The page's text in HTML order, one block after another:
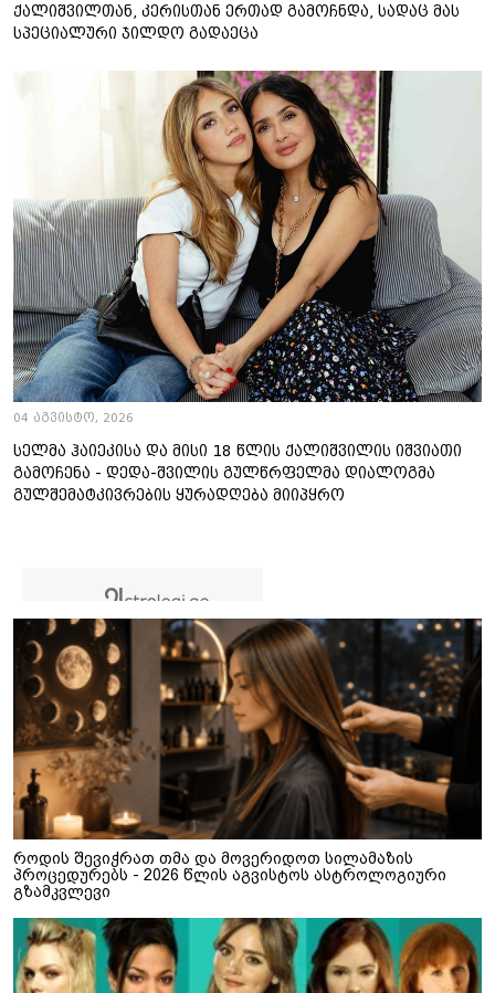
ქალიშვილთან, კერისთან ერთად გამოჩნდა, სადაც მას
სპეციალური ჯილდო გადაეცა
04 აგვისტო, 2026
სელმა ჰაიეკისა და მისი 18 წლის ქალიშვილის იშვიათი
გამოჩენა - დედა-შვილის გულწრფელმა დიალოგმა
გულშემატკივრების ყურადღება მიიპყრო
როდის შევიჭრათ თმა და მოვერიდოთ სილამაზის
პროცედურებს - 2026 წლის აგვისტოს ასტროლოგიური
გზამკვლევი